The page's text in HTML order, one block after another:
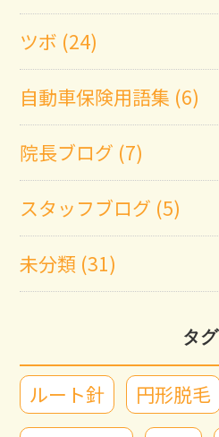
ツボ (24)
自動車保険用語集 (6)
院長ブログ (7)
スタッフブログ (5)
未分類 (31)
タグ
ルート針 円形脱毛